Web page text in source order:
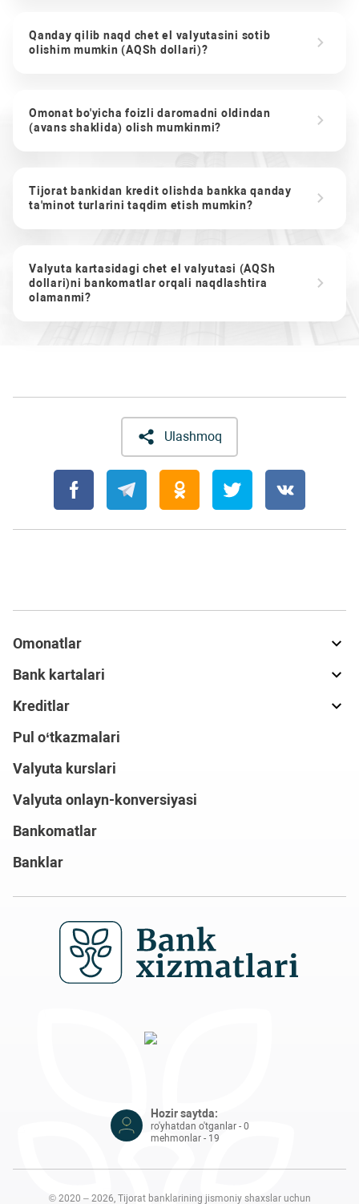
Qanday qilib naqd chet el valyutasini sotib
olishim mumkin (AQSh dollari)?
Omonat bo'yicha foizli daromadni oldindan
(avans shaklida) olish mumkinmi?
Tijorat bankidan kredit olishda bankka qanday
ta'minot turlarini taqdim etish mumkin?
Valyuta kartasidagi chet el valyutasi (AQSh
dollari)ni bankomatlar orqali naqdlashtira
olamanmi?
Ulashmoq
Omonatlar
Bank kartalari
Kreditlar
Pul o‘tkazmalari
Valyuta kurslari
Valyuta onlayn-konversiyasi
Bankomatlar
Banklar
Hozir saytda:
ro'yhatdan o'tganlar - 0
mehmonlar - 19
© 2020 – 2026, Tijorat banklarining jismoniy shaxslar uchun